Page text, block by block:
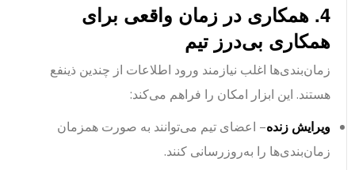
4. همکاری در زمان واقعی برای
همکاری بی‌درز تیم
زمان‌بندی‌ها اغلب نیازمند ورود اطلاعات از چندین ذینفع
هستند. این ابزار امکان را فراهم می‌کند:
ویرایش زنده– اعضای تیم می‌توانند به صورت همزمان
زمان‌بندی‌ها را به‌روزرسانی کنند.